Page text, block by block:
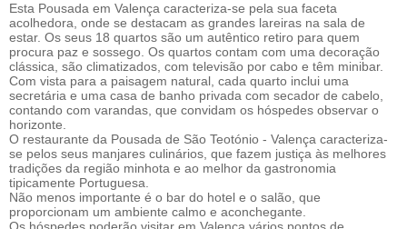
Esta Pousada em Valença caracteriza-se pela sua faceta
acolhedora, onde se destacam as grandes lareiras na sala de
estar. Os seus 18 quartos são um autêntico retiro para quem
procura paz e sossego. Os quartos contam com uma decoração
clássica, são climatizados, com televisão por cabo e têm minibar.
Com vista para a paisagem natural, cada quarto inclui uma
secretária e uma casa de banho privada com secador de cabelo,
contando com varandas, que convidam os hóspedes observar o
horizonte.
O restaurante da Pousada de São Teotónio - Valença caracteriza-
se pelos seus manjares culinários, que fazem justiça às melhores
tradições da região minhota e ao melhor da gastronomia
tipicamente Portuguesa.
Não menos importante é o bar do hotel e o salão, que
proporcionam um ambiente calmo e aconchegante.